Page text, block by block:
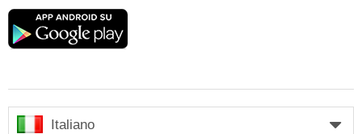
Google
Italiano